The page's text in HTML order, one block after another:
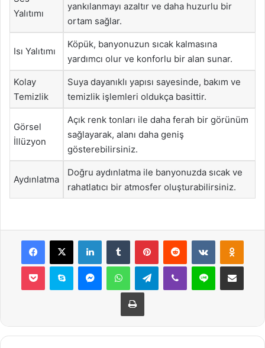
Yalıtımı
yankılanmayı azaltır ve daha huzurlu bir
ortam sağlar.
Isı Yalıtımı
Köpük, banyonuzun sıcak kalmasına
yardımcı olur ve konforlu bir alan sunar.
Kolay
Temizlik
Suya dayanıklı yapısı sayesinde, bakım ve
temizlik işlemleri oldukça basittir.
Görsel
İllüzyon
Açık renk tonları ile daha ferah bir görünüm
sağlayarak, alanı daha geniş
gösterebilirsiniz.
Aydınlatma
Doğru aydınlatma ile banyonuzda sıcak ve
rahatlatıcı bir atmosfer oluşturabilirsiniz.
Facebook
X LinkedInTumblr PinterestReddit VKontakte
Pocket Skype MessengerWhatsAppTelegramViber Line E-Posta ile
Yazdır